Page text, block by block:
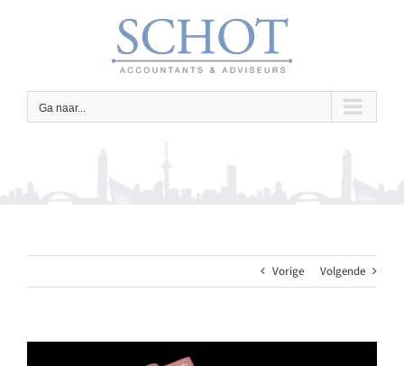
Ga naar...
Vorige Volgende